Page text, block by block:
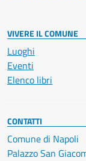
VIVERE IL COMUNE
Luoghi
Eventi
Elenco libri
CONTATTI
Comune di Napoli
Palazzo San